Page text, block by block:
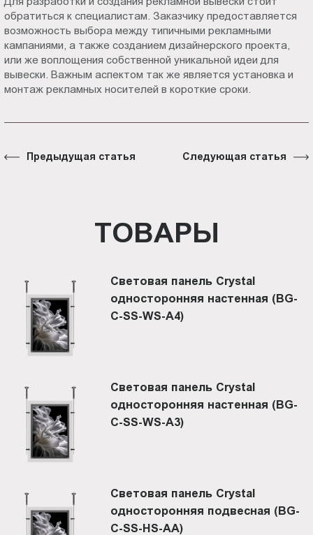
обратиться к специалистам. Заказчику предоставляется
возможность выбора между типичными рекламными
кампаниями, а также созданием дизайнерского проекта,
или же воплощения собственной уникальной идеи для
вывески. Важным аспектом так же является установка и
монтаж рекламных носителей в короткие сроки.
Предыдущая статья Следующая статья
ТОВАРЫ
Световая панель Crystal
односторонняя настенная (BG-
C-SS-WS-A4)
Световая панель Crystal
односторонняя настенная (BG-
C-SS-WS-A3)
Световая панель Crystal
односторонняя подвесная (BG-
C-SS-HS-AА)